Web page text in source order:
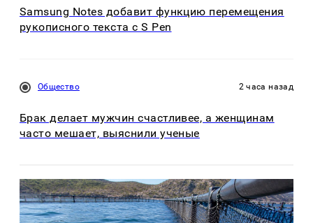
Samsung Notes добавит функцию перемещения
рукописного текста с S Pen
Общество 2 часа назад
Брак делает мужчин счастливее, а женщинам
часто мешает, выяснили ученые